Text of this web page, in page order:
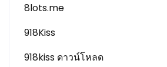
8lots.me
918Kiss
918kiss ดาวน์โหลด